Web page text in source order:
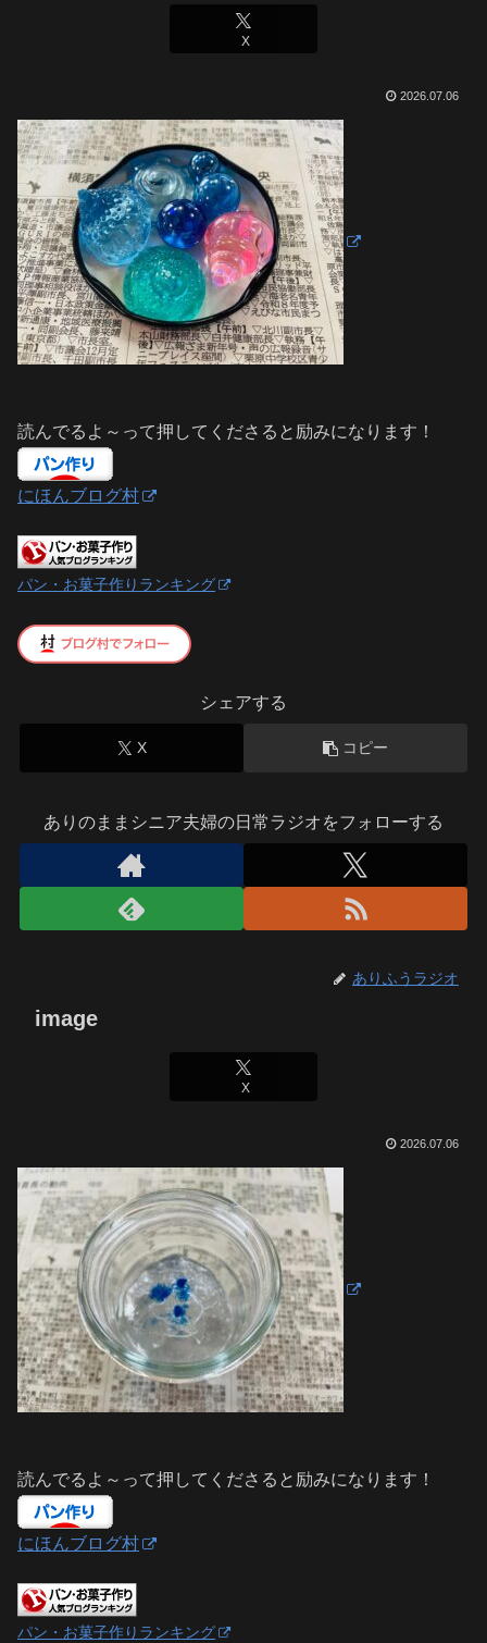
X
2026.07.06
読んでるよ～って押してくださると励みになります！
にほんブログ村
パン・お菓子作りランキング
シェアする
X コピー
ありのままシニア夫婦の日常ラジオをフォローする
ありふうラジオ
image
X
2026.07.06
読んでるよ～って押してくださると励みになります！
にほんブログ村
パン・お菓子作りランキング